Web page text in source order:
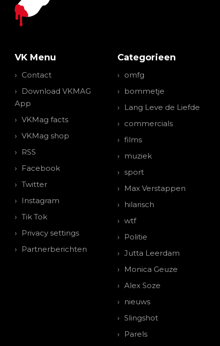
VK Menu
Contact
Download VKMAG
App
VKMag facts
VKMag shop
RSS
Facebook
Twitter
Instagram
Tik Tok
Privacy settings
Partnerberichten
Categorieen
omfg
bommetje
Lang Leve de Liefde
commercials
films
muziek
sport
Max Verstappen
hilarisch
wtf
Politie
Jutta Leerdam
Monica Geuze
Alex Soze
nieuws
Slingshot
Parels